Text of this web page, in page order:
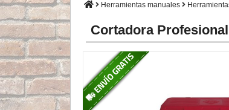
Herramientas manuales
Cortadora